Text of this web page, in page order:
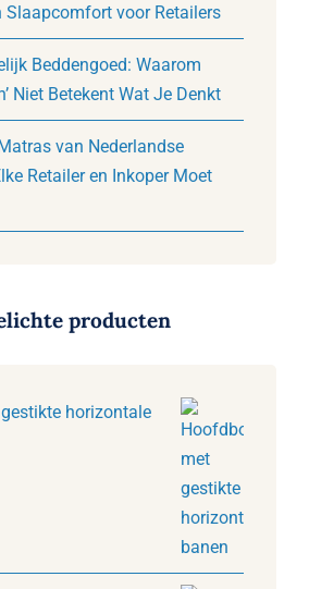
Slaapcomfort voor Retailers
Beddengoed: Waarom
Niet Betekent Wat Je Denkt
van Nederlandse
Retailer en Inkoper Moet
producten
horizontale